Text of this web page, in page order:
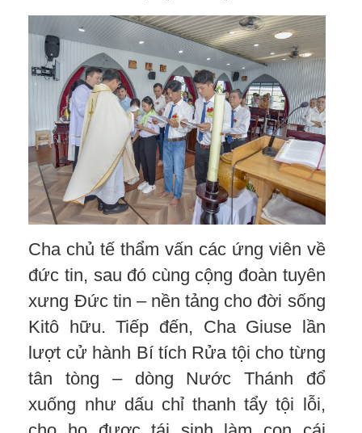
Cha chủ tế thẩm vấn các ứng viên về
đức tin, sau đó cùng cộng đoàn tuyên
xưng Đức tin – nền tảng cho đời sống
Kitô hữu. Tiếp đến, Cha Giuse lần
lượt cử hành Bí tích Rửa tội cho từng
tân tòng – dòng Nước Thánh đổ
xuống như dấu chỉ thanh tẩy tội lỗi,